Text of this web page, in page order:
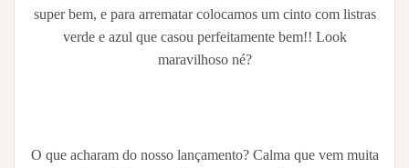
super bem, e para arrematar colocamos um cinto com listras
verde e azul que casou perfeitamente bem!! Look
maravilhoso né?
O que acharam do nosso lançamento? Calma que vem muita